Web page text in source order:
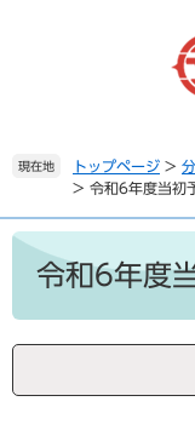
。
て
本
現在地 トップページ >
> 令和6年度当初
本
令和6年度